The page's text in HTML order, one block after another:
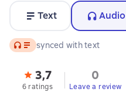
Text Audio
Audio synced with text
3,7
6 ratings
0
Leave a review